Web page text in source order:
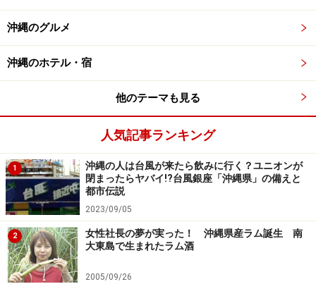
沖縄県産で、沖縄らしい柄のかりゆしウエアは、沖縄土
げるために着用している観光客も増えています。子ども
用もありますので、家族でおそろいにするのもかわいい
マンゴハウスの国際通り2号店。真っ赤な外観が目印 ※写真
提供：マンゴハウス
かりゆしウエアを購入するなら、筆者のおすすめは
ゴハウスです。かりゆしウエアの専門店で、とにかく種
類が豊富なのが魅力的。価格もお手頃で素材もしっかり
しているため、沖縄人にも大人気の店舗です。沖縄県内
沖縄のグルメ
沖縄のホテル・宿
他のテーマも見る
人気記事ランキング
1
沖縄の人は台風が来たら飲みに行く？ユニオンが
閉まったらヤバイ!?台風銀座「沖縄県」の備えと
都市伝説
2023/09/05
2
女性社長の夢が実った！ 沖縄県産ラム誕生 南
大東島で生まれたラム酒
2005/09/26